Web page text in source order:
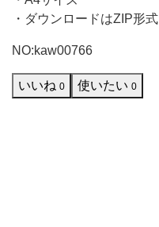
ク
セ
ル
と
・ダウンロードはZIP形式
NO:kaw00766
いいね 0 使いたい 0